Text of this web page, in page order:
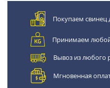
Покупаем свинец
Принимаем
Вывоз из любого
Мгновенная